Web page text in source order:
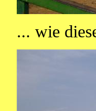
... wie